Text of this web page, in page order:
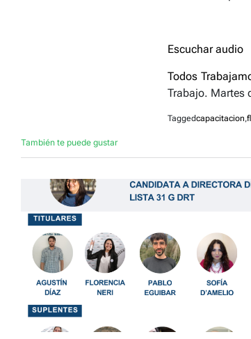
Escuchar audio
Todos
Trabajo. Martes
Taggedcapacitacion,
También te puede gustar